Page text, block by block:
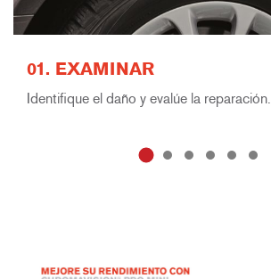
01. EXAMINAR
Identifique el daño y evalúe la reparación.